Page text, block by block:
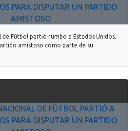
de Fútbol partió rumbo a Estados Unidos,
amistoso como parte de su